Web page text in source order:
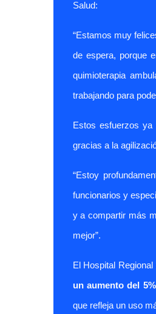
Salud:
“Estamos muy
de espera, porque
quimioterapia
trabajando para
Estos esfuerzos ya
gracias a la
“Estoy
funcionarios y
y a compartir más
mejor”.
El Hospital
un aumento del
que refleja un uso